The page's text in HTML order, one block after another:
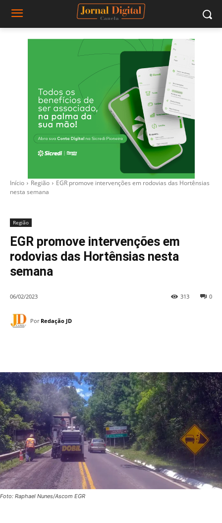
Início Região
EGR promove intervenções em rodovias das Hortênsias
nesta semana
Região
EGR promove intervenções em
rodovias das Hortênsias nesta
semana
06/02/2023 0
313
Por Redação JD
Foto: Raphael Nunes/Ascom EGR